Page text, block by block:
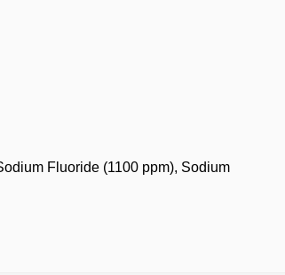
Fluoride (1100 ppm), Sodium